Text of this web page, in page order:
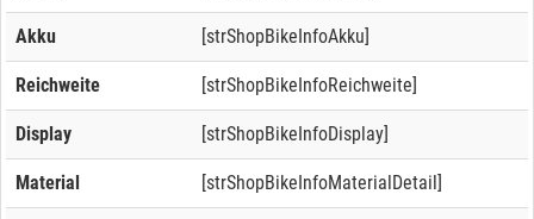
Akku [strShopBikeInfoAkku]
Reichweite [strShopBikeInfoReichweite]
Display [strShopBikeInfoDisplay]
Material [strShopBikeInfoMaterialDetail]